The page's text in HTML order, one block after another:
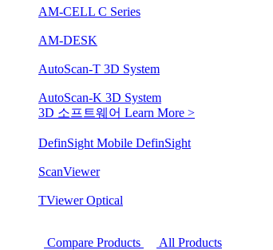
AM-CELL C Series
AM-DESK
AutoScan-T 3D System
AutoScan-K 3D System
3D 소프트웨어 Learn More >
DefinSight Mobile DefinSight
ScanViewer
TViewer Optical
Compare Products
All Products